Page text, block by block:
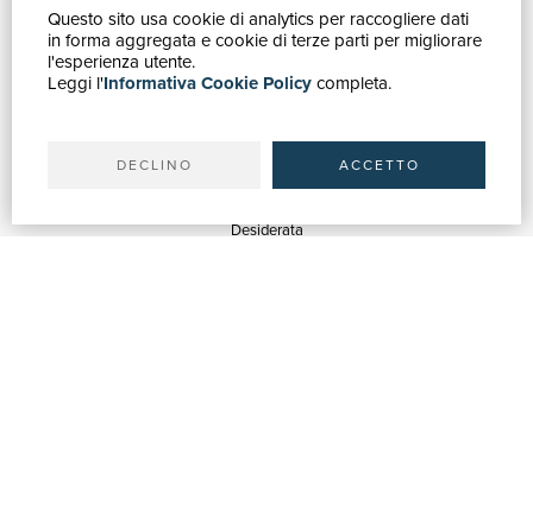
Questo sito usa cookie di analytics per raccogliere dati
in forma aggregata e cookie di terze parti per migliorare
l'esperienza utente.
Leggi l'Informativa Cookie Policycompleta.
DECLINO ACCETTO
GUIDA ACQUISTI
Catalogo
Ricerca avanzata
Spedizioni
Desiderata